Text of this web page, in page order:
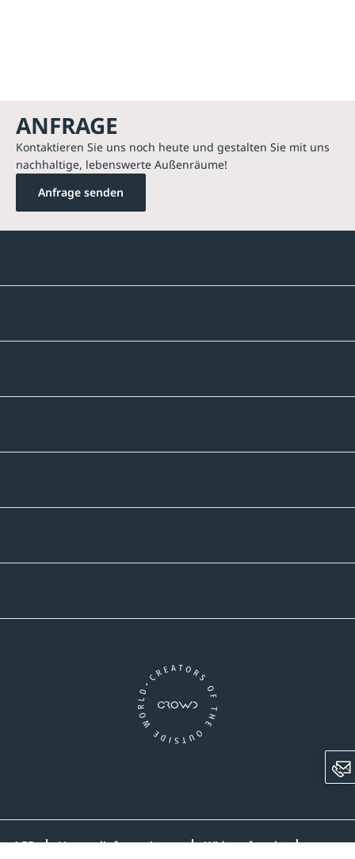
ANFRAGE
Kontaktieren Sie uns noch heute und gestalten Sie mit uns
nachhaltige, lebenswerte Außenräume!
Anfrage senden
AGB Versandinformationen Widerrufsrecht